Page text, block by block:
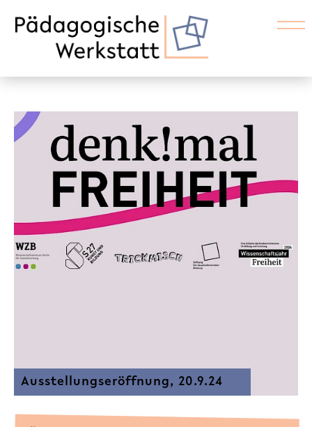
Ausstellungseröffnung, 20.9.24